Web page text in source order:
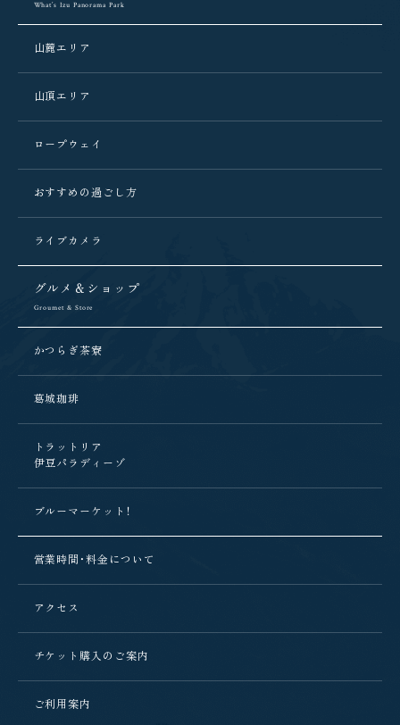
What’s Izu Panorama Park
山麓エリア
山頂エリア
ロープウェイ
おすすめの過ごし方
ライブカメラ
グルメ＆ショップ
Groumet & Store
かつらぎ茶寮
葛城珈琲
トラットリア
伊豆パラディーゾ
ブルーマーケット！
営業時間・料金について
アクセス
チケット購入のご案内
ご利用案内